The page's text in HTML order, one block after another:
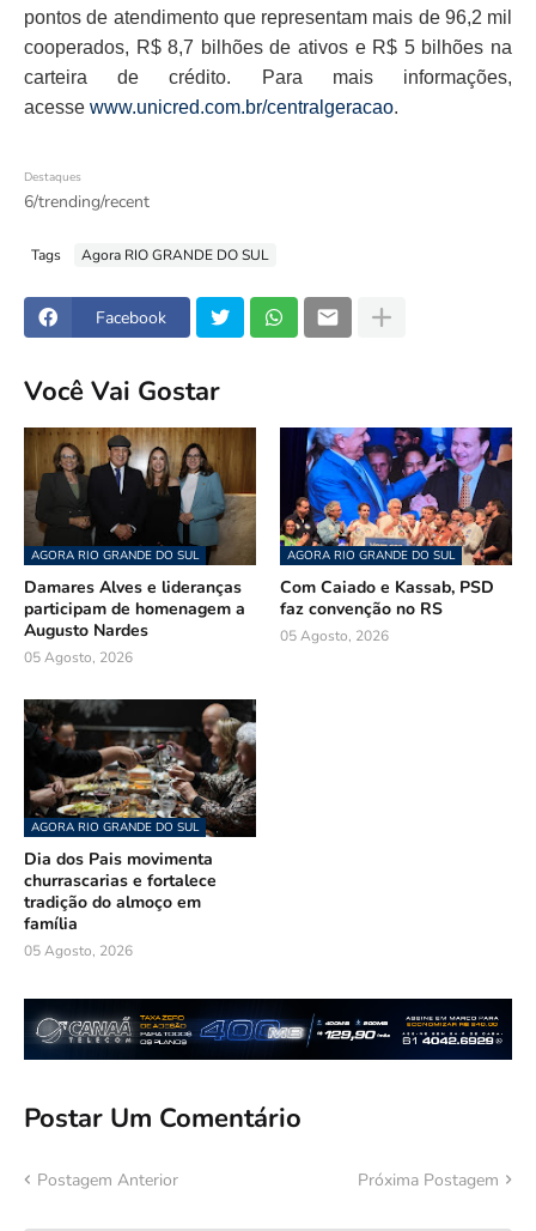
pontos de atendimento que representam mais de 96,2 mil
cooperados, R$ 8,7 bilhões de ativos e R$ 5 bilhões na
carteira de crédito. Para mais informações,
acesse www.unicred.com.br/centralgeracao.
Destaques
6/trending/recent
Tags Agora RIO GRANDE DO SUL
Facebook
Você Vai Gostar
AGORA RIO GRANDE DO SUL
Damares Alves e lideranças
participam de homenagem a
Augusto Nardes
05 Agosto, 2026
AGORA RIO GRANDE DO SUL
Com Caiado e Kassab, PSD
faz convenção no RS
05 Agosto, 2026
AGORA RIO GRANDE DO SUL
Dia dos Pais movimenta
churrascarias e fortalece
tradição do almoço em
família
05 Agosto, 2026
Postar Um Comentário
Postagem Anterior Próxima Postagem